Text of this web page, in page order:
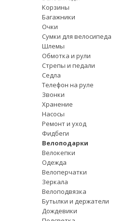
Корзины
Багажники
Очки
Сумки для велосипеда
Шлемы
Обмотка и рули
Стрепы и педали
Седла
Телефон на руле
Звонки
Хранение
Насосы
Ремонт и уход
Фидбеги
Велоподарки
Велокепки
Одежда
Велоперчатки
Зеркала
Велоподвязка
Бутылки и держатели
Дождевики